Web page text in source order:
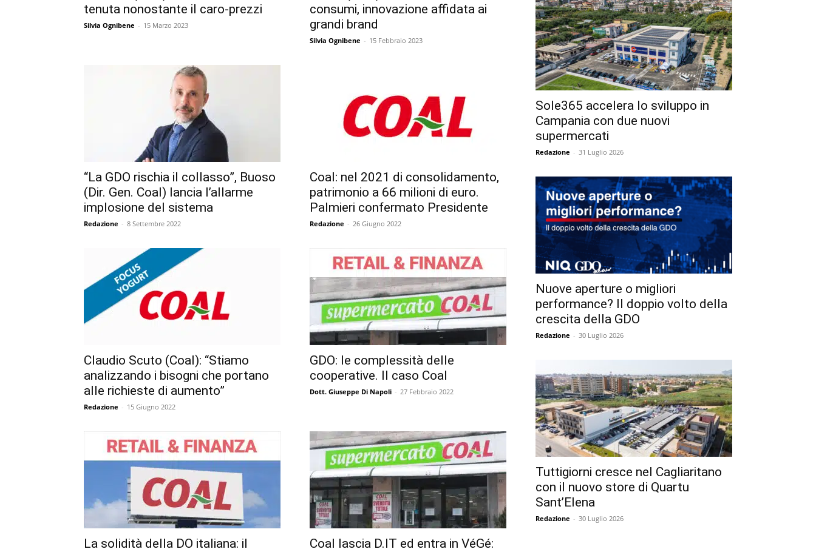
tenuta nonostante il caro-prezzi
Silvia Ognibene - 15 Marzo 2023
consumi, innovazione affidata ai
grandi brand
Silvia Ognibene - 15 Febbraio 2023
“La GDO rischia il collasso”, Buoso
(Dir. Gen. Coal) lancia l’allarme
implosione del sistema
Redazione - 8 Settembre 2022
Coal: nel 2021 di consolidamento,
patrimonio a 66 milioni di euro.
Palmieri confermato Presidente
Redazione - 26 Giugno 2022
Claudio Scuto (Coal): “Stiamo
analizzando i bisogni che portano
alle richieste di aumento”
Redazione - 15 Giugno 2022
GDO: le complessità delle
cooperative. Il caso Coal
Dott. Giuseppe Di Napoli - 27 Febbraio 2022
La solidità della DO italiana: il
Coal lascia D.IT ed entra in VéGé:
Sole365 accelera lo sviluppo in
Campania con due nuovi
supermercati
Redazione - 31 Luglio 2026
Nuove aperture o migliori
performance? Il doppio volto della
crescita della GDO
Redazione - 30 Luglio 2026
Tuttigiorni cresce nel Cagliaritano
con il nuovo store di Quartu
Sant’Elena
Redazione - 30 Luglio 2026